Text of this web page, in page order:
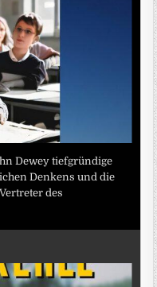
Dewey tiefgründige
Denkens und die
des